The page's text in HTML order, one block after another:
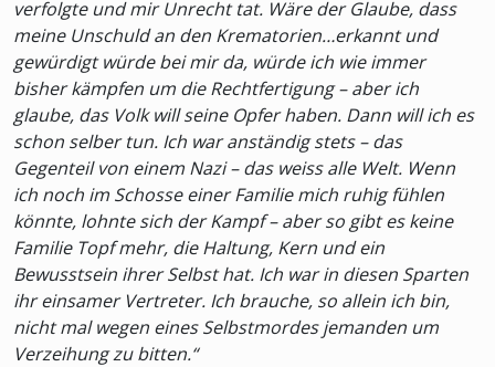
verfolgte und mir Unrecht tat. Wäre der Glaube, dass
meine Unschuld an den Krematorien…erkannt und
gewürdigt würde bei mir da, würde ich wie immer
bisher kämpfen um die Rechtfertigung – aber ich
glaube, das Volk will seine Opfer haben. Dann will ich es
schon selber tun. Ich war anständig stets – das
Gegenteil von einem Nazi – das weiss alle Welt. Wenn
ich noch im Schosse einer Familie mich ruhig fühlen
könnte, lohnte sich der Kampf – aber so gibt es keine
Familie Topf mehr, die Haltung, Kern und ein
Bewusstsein ihrer Selbst hat. Ich war in diesen Sparten
ihr einsamer Vertreter. Ich brauche, so allein ich bin,
nicht mal wegen eines Selbstmordes jemanden um
Verzeihung zu bitten.“